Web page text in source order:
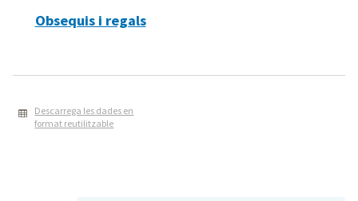
Obsequis i regals
Descarrega les dades en
format reutilitzable